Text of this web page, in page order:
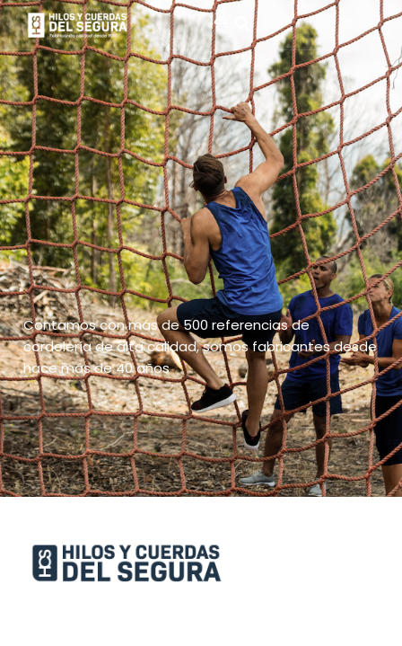
Contamos con más de 500 referencias de
cordelería de alta calidad, somos fabricantes desde
hace más de 40 años